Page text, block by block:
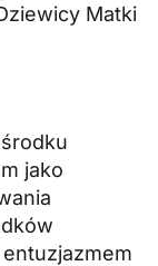
Matki
jako